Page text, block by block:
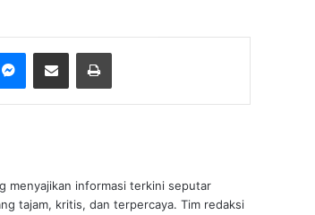
Messenger
Bagikan melalui Email Cetak
menyajikan informasi terkini seputar
tajam, kritis, dan terpercaya. Tim redaksi